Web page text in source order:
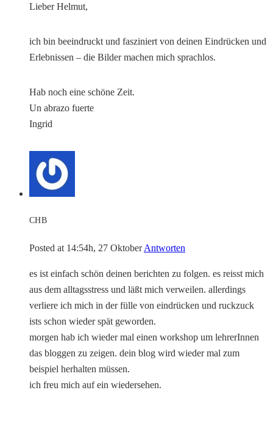
Lieber Helmut,
ich bin beeindruckt und fasziniert von deinen Eindrücken und
Erlebnissen – die Bilder machen mich sprachlos.
Hab noch eine schöne Zeit.
Un abrazo fuerte
Ingrid
CHB
Posted at 14:54h, 27 Oktober Antworten
es ist einfach schön deinen berichten zu folgen. es reisst mich
aus dem alltagsstress und läßt mich verweilen. allerdings
verliere ich mich in der fülle von eindrücken und ruckzuck
ists schon wieder spät geworden.
morgen hab ich wieder mal einen workshop um lehrerInnen
das bloggen zu zeigen. dein blog wird wieder mal zum
beispiel herhalten müssen.
ich freu mich auf ein wiedersehen.